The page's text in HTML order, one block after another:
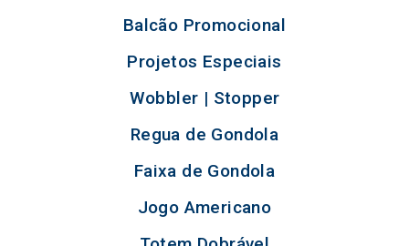
Balcão Promocional
Projetos Especiais
Wobbler | Stopper
Regua de Gondola
Faixa de Gondola
Jogo Americano